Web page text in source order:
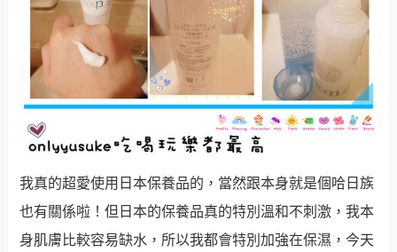
我真的超愛使用日本保養品的，當然跟本身就是個哈日族
也有關係啦！但日本的保養品真的特別溫和不刺激，我本
身肌膚比較容易缺水，所以我都會特別加強在保濕，今天